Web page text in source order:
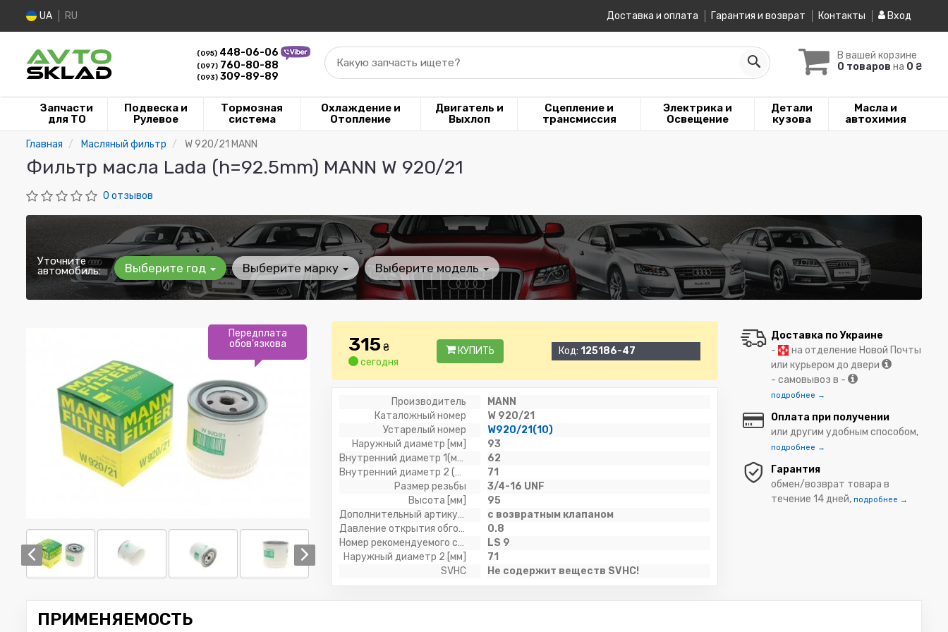
UA RU Доставка и оплата Гарантия и возврат Контакты Вход
(095) 448-06-06
(097) 760-80-88
(093) 309-89-89
В вашей корзине
0 товаров на 0 ₴
Какую запчасть ищете?
Запчасти
для ТО
Подвеска и
Рулевое
Тормозная
система
Охлаждение и
Отопление
Двигатель и
Выхлоп
Сцепление и
трансмиссия
Электрика и
Освещение
Детали
кузова
Масла и
автохимия
Главная Масляный фильтр W 920/21 MANN
Фильтр масла Lada (h=92.5mm) MANN W 920/21
0 отзывов
Уточните
автомобиль: Выберите год Выберите марку Выберите модель
Передплата
обов'язкова
315₴
сегодня
КУПИТЬ Код: 125186-47
Производитель
MANN
Каталожный номер
W 920/21
Устарелый номер
W920/21(10)
Наружный диаметр [мм]
93
Внутренний диаметр 1(мм)
62
Внутренний диаметр 2 (мм)
71
Размер резьбы
3/4-16 UNF
Высота [мм]
95
Дополнительный артикул / дополнительная информация 2
с возвратным клапаном
Давление открытия обгонного клапана [бар]
0.8
Номер рекомендуемого специального инструмента
LS 9
Наружный диаметр 2 [мм]
71
SVHC
Не содержит веществ SVHC!
Доставка по Украине
-
на отделение Новой Почты
или курьером до двери
- самовывоз в -
подробнее →
Оплата при получении
или другим удобным способом,
подробнее →
Гарантия
обмен/возврат товара в
течение 14 дней,подробнее →
ПРИМЕНЯЕМОСТЬ